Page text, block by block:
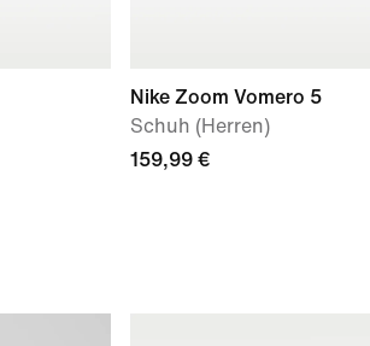
Nike Zoom Vomero 5
Schuh (Herren)
159,99 €